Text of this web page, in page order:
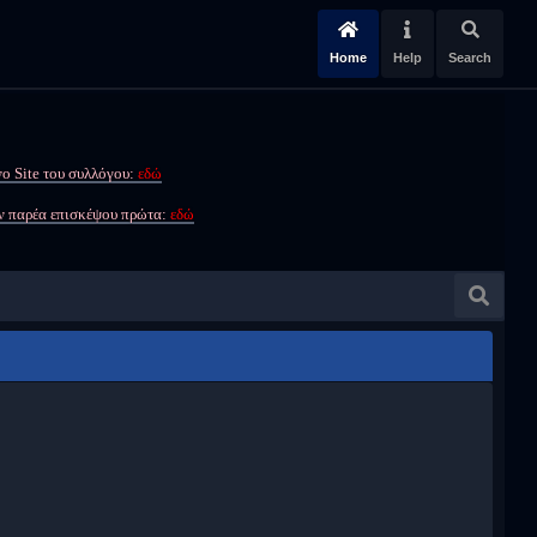
Home Help Search
Site του συλλόγου: εδώ
παρέα επισκέψου πρώτα: εδώ